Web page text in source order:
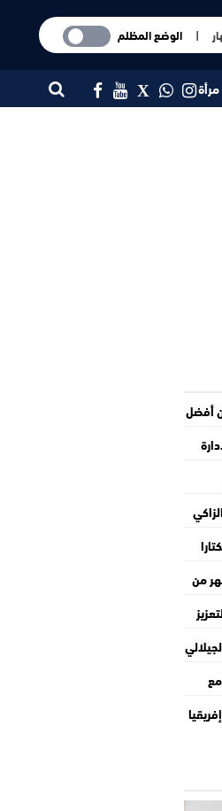
|الوضع المظلم
مرأة
أفضل
يلتـ.ـهم 30 هكتارا
من